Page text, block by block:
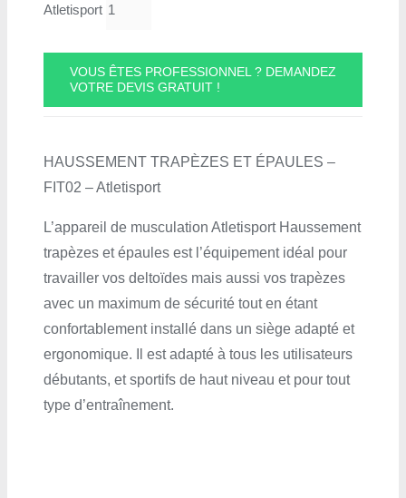
Atletisport
VOUS ÊTES PROFESSIONNEL ? DEMANDEZ
VOTRE DEVIS GRATUIT !
HAUSSEMENT TRAPÈZES ET ÉPAULES –
FIT02 – Atletisport
L’appareil de musculation Atletisport Haussement
trapèzes et épaules est l’équipement idéal pour
travailler vos deltoïdes mais aussi vos trapèzes
avec un maximum de sécurité tout en étant
confortablement installé dans un siège adapté et
ergonomique. Il est adapté à tous les utilisateurs
débutants, et sportifs de haut niveau et pour tout
type d’entraînement.